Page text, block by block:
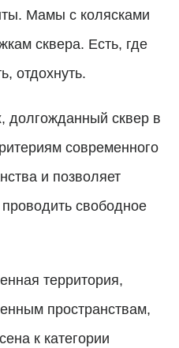
Мамы с колясками
сквера. Есть, где
отдохнуть.
сквер в
современного
и позволяет
свободное
территория,
пространствам,
к категории